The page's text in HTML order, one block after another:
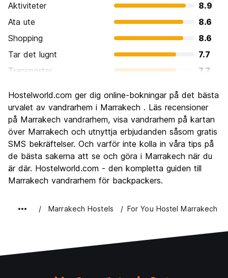
Aktiviteter
8.9
Ata ute
8.6
Shopping
8.6
Tar det lugnt
7.7
Transporter
7.7
Kultur
9.1
Festa
6.8
Värde för pengarna
8.8
Hostelworld.com ger dig online-bokningar på det bästa
urvalet av vandrarhem i Marrakech . Läs recensioner
på Marrakech vandrarhem, visa vandrarhem på kartan
över Marrakech och utnyttja erbjudanden såsom gratis
SMS bekräftelser. Och varför inte kolla in våra tips på
de bästa sakerna att se och göra i Marrakech när du
är där. Hostelworld.com - den kompletta guiden till
Marrakech vandrarhem för backpackers.
Marrakech Hostels For You Hostel Marrakech